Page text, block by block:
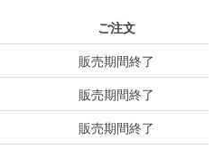
ご注文
販売期間終了
販売期間終了
販売期間終了